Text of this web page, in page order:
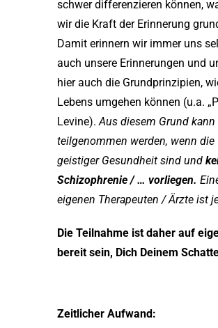
schwer differenzieren können,
wir die Kraft der Erinnerung
Damit erinnern wir immer uns
auch unsere Erinnerungen und
hier auch die Grundprinzipien,
Lebens umgehen können (u.a.
Levine).Aus diesem Grund
teilgenommen werden, wenn
geistiger Gesundheit sind und
Schizophrenie / … vorliegen.
eigenen Therapeuten / Ärzte ist
Die Teilnahme ist daher auf
bereit sein, Dich Deinem
Zeitlicher Aufwand: